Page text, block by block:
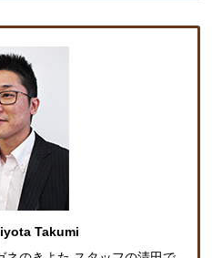
Takumi